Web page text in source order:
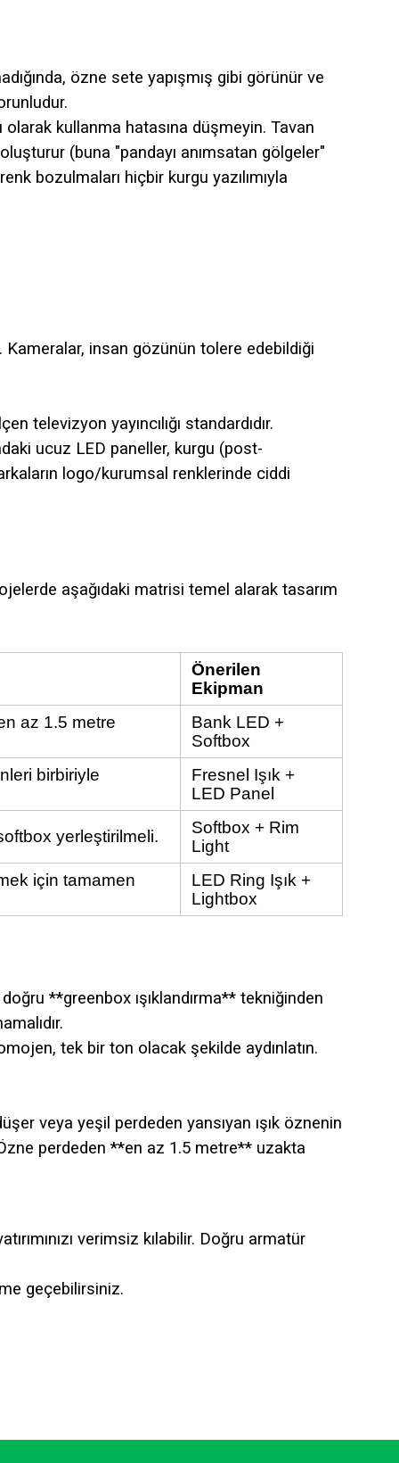
özne sete yapışmış gibi görünür ve
kullanma hatasına düşmeyin. Tavan
(buna "pandayı anımsatan gölgeler"
bozulmaları hiçbir kurgu yazılımıyla
Kameralar, insan gözünün tolere edebildiği
televizyon yayıncılığı standardıdır.
ucuz LED paneller, kurgu (post-
logo/kurumsal renklerinde ciddi
aşağıdaki matrisi temel alarak tasarım
Önerilen
Ekipman
az 1.5 metre
Bank LED +
Softbox
birbiriyle
Fresnel Işık +
LED Panel
yerleştirilmeli.
Softbox + Rim
Light
için tamamen
LED Ring Işık +
Lightbox
**greenbox ışıklandırma** tekniğinden
tek bir ton olacak şekilde aydınlatın.
veya yeşil perdeden yansıyan ışık öznenin
perdeden **en az 1.5 metre** uzakta
verimsiz kılabilir. Doğru armatür
geçebilirsiniz.